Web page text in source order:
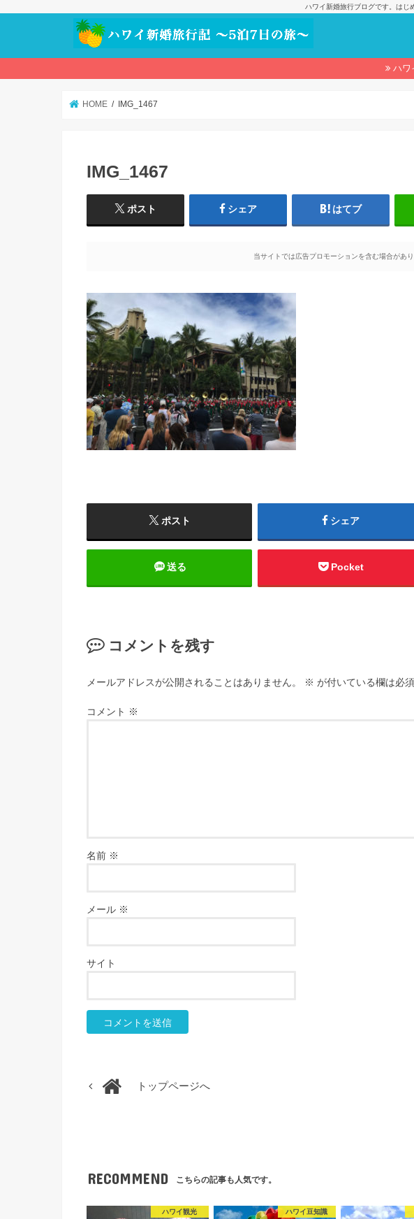
ハワイ新婚旅行ブログです。はじ
ハワ
HOME IMG_1467
IMG_1467
ポスト シェア はてブ
当サイトでは広告プロモーションを含む場合があ
ポスト シェア
送る Pocket
コメントを残す
メールアドレスが公開されることはありません。 ※ が付いている欄は必
コメント ※
名前 ※
メール ※
サイト
トップページへ
RECOMMEND こちらの記事も人気です。
ハワイ観光 ハワイ豆知識